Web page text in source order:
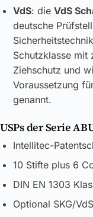
VdS: die VdS
deutsche
Schutzklasse mit
Ziehschutz und
Voraussetzung
genannt.
USPs der Serie
Intellitec-
10 Stifte plus 6
DIN EN 1303
Optional SKG/